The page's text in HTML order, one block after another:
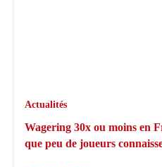
Actualités
Wagering 30x ou moins en
que peu de joueurs